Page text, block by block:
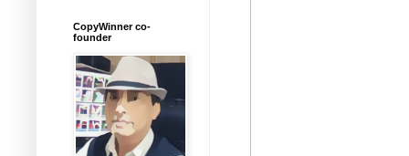
CopyWinner co-
founder